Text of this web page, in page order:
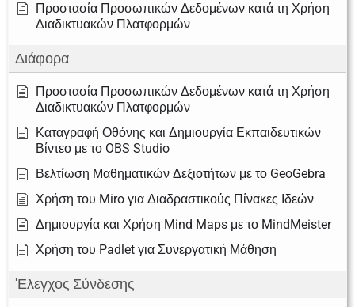
Προστασία Προσωπικών Δεδομένων κατά τη Χρήση
Διαδικτυακών Πλατφορμών
Διάφορα
Προστασία Προσωπικών Δεδομένων κατά τη Χρήση
Διαδικτυακών Πλατφορμών
Καταγραφή Οθόνης και Δημιουργία Εκπαιδευτικών
Βίντεο με το OBS Studio
Βελτίωση Μαθηματικών Δεξιοτήτων με το GeoGebra
Χρήση του Miro για Διαδραστικούς Πίνακες Ιδεών
Δημιουργία και Χρήση Mind Maps με το MindMeister
Χρήση του Padlet για Συνεργατική Μάθηση
'Ελεγχος Σύνδεσης